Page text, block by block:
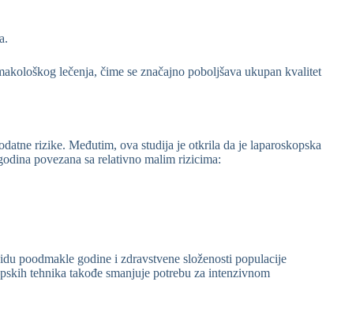
lečenja, čime se značajno poboljšava ukupan kvalitet
rizike. Međutim, ova studija je otkrila da je laparoskopska
povezana sa relativno malim rizicima:
poodmakle godine i zdravstvene složenosti populacije
tehnika takođe smanjuje potrebu za intenzivnom